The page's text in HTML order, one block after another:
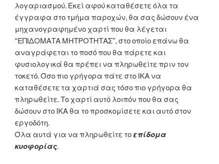
λογαριασμού. Εκεί αφού καταθέσετε όλα τα
έγγραφα στο τμήμα παροχών, θα σας δώσουν ένα
μηχανογραφημένο χαρτί που θα λέγεται
“ΕΠΙΔΟΜΑΤΑ ΜΗΤΡΟΤΗΤΑΣ”, στο οποίο επάνω θα
αναγράφεται το ποσό που θα πάρετε και
φυσιολογικά θα πρέπει να πληρωθείτε πριν τον
τοκετό. Όσο πιο γρήγορα πάτε στο ΙΚΑ να
καταθέσετε τα χαρτιά σας τόσο πιο γρήγορα θα
πληρωθείτε. Το χαρτί αυτό λοιπόν που θα σας
δώσουν στο ΙΚΑ θα το προσκομίσετε και αυτό στον
εργοδότη.
Όλα αυτά για να πληρωθείτε το επίδομα
κυοφορίας.